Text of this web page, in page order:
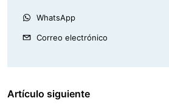
WhatsApp
Correo electrónico
Artículo siguiente